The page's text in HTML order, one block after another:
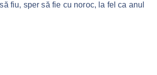
fiu, sper să fie cu noroc, la fel ca anul